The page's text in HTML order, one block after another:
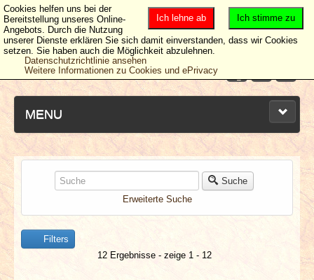
MENU
NEUESTE ARTIKEL
NEWS & DATES
BERICHTE
Suche
Erweiterte Suche
Filters
12 Ergebnisse - zeige 1 - 12
Ich stimme zu
Ich lehne ab
Cookies helfen uns bei der
Bereitstellung unseres Online-
Angebots. Durch die Nutzung
unserer Dienste erklären Sie sich damit einverstanden, dass wir Cookies
setzen. Sie haben auch die Möglichkeit abzulehnen.
Datenschutzrichtlinie ansehen
Weitere Informationen zu Cookies und ePrivacy